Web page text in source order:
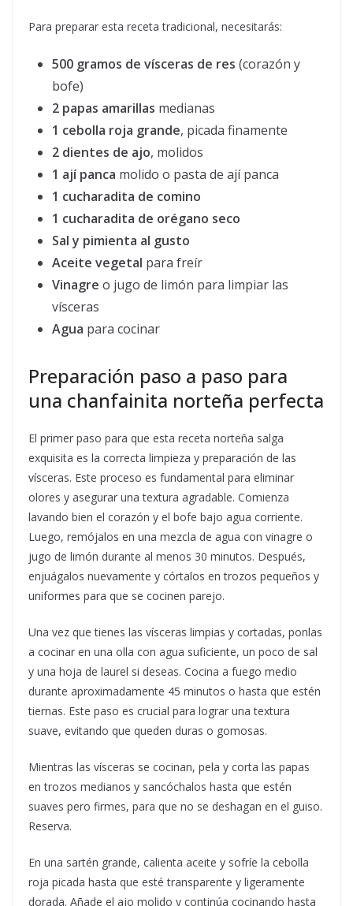
Para preparar esta receta tradicional, necesitarás:
500 gramos de vísceras de res (corazón y
bofe)
2 papas amarillas medianas
1 cebolla roja grande, picada finamente
2 dientes de ajo, molidos
1 ají panca molido o pasta de ají panca
1 cucharadita de comino
1 cucharadita de orégano seco
Sal y pimienta al gusto
Aceite vegetal para freír
Vinagre o jugo de limón para limpiar las
vísceras
Agua para cocinar
Preparación paso a paso para
una chanfainita norteña perfecta
El primer paso para que esta receta norteña salga
exquisita es la correcta limpieza y preparación de las
vísceras. Este proceso es fundamental para eliminar
olores y asegurar una textura agradable. Comienza
lavando bien el corazón y el bofe bajo agua corriente.
Luego, remójalos en una mezcla de agua con vinagre o
jugo de limón durante al menos 30 minutos. Después,
enjuágalos nuevamente y córtalos en trozos pequeños y
uniformes para que se cocinen parejo.
Una vez que tienes las vísceras limpias y cortadas, ponlas
a cocinar en una olla con agua suficiente, un poco de sal
y una hoja de laurel si deseas. Cocina a fuego medio
durante aproximadamente 45 minutos o hasta que estén
tiernas. Este paso es crucial para lograr una textura
suave, evitando que queden duras o gomosas.
Mientras las vísceras se cocinan, pela y corta las papas
en trozos medianos y sancóchalos hasta que estén
suaves pero firmes, para que no se deshagan en el guiso.
Reserva.
En una sartén grande, calienta aceite y sofríe la cebolla
roja picada hasta que esté transparente y ligeramente
dorada. Añade el ajo molido y continúa cocinando hasta